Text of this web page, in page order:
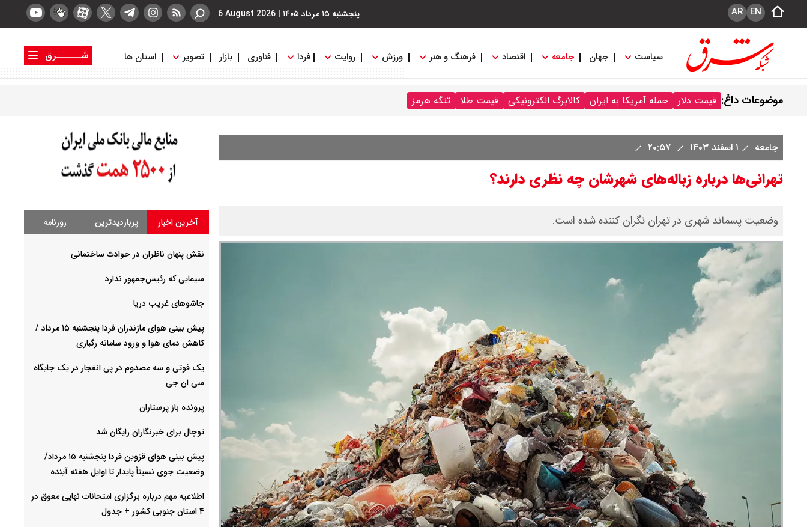
پنجشنبه ۱۵ مرداد ۱۴۰۵ |
6 August 2026 EN
AR
سیاست جهان جامعه اقتصاد فرهنگ و هنر ورزش روایت فردا فناوری بازار تصویر استان ها
شــــــرق
موضوعات داغ: قیمت دلار حمله آمریکا به ایران کالابرگ الکترونیکی قیمت طلا تنگه هرمز
جامعه ۱ اسفند ۱۴۰۳
تهرانی‌ها درباره زباله‌های شهرشان چه نظری دارند؟
وضعیت پسماند شهری در تهران نگران کننده شده است. آخرین اخبار پربازدیدترین روزنامه
نقش پنهان ناظران در حوادث ساختمانی
سیمایی که رئیس‌جمهور ندارد
جاشوهای غریب دریا
پیش بینی هوای مازندران فردا پنجشنبه ۱۵ مرداد /
کاهش دمای هوا و ورود سامانه رگباری
یک فوتی و سه مصدوم در پی انفجار در یک جایگاه
سی ان جی
پرونده باز پرستاران
توچال برای خبرنگاران رایگان شد
پیش بینی هوای قزوین فردا پنجشنبه ۱۵ مرداد/
وضعیت جوی نسبتاً پایدار تا اوایل هفته آینده
اطلاعیه مهم درباره برگزاری امتحانات نهایی معوق در
۴ استان جنوبی کشور + جدول